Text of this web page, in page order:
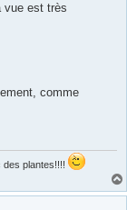
vue est très
comme
des plantes!!!!